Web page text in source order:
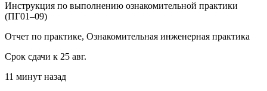
Инструкция по выполнению ознакомительной практики
(ПГ01–09)
Отчет по практике, Ознакомительная инженерная практика
Срок сдачи к 25 авг.
11 минут назад